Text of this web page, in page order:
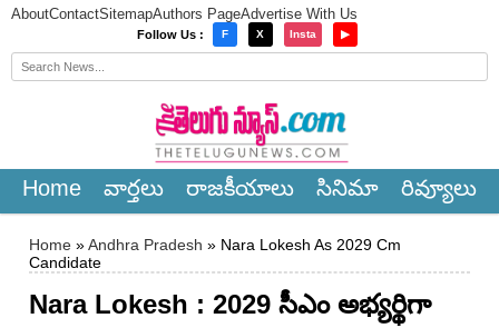
AboutContactSitemapAuthors PageAdvertise With Us
Follow Us : F X Insta ▶
Home వార్త‌లు రాజ‌కీయాలు సినిమా రివ్యూలు
Home »Andhra Pradesh » Nara Lokesh As 2029 Cm
Candidate
Nara Lokesh : 2029 సీఎం అభ్యర్థిగా